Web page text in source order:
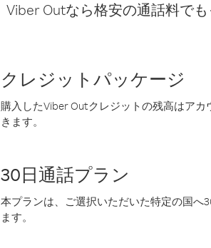
Viber Outなら格安の通話料で
クレジットパッケージ
購入したViber Outクレジットの残高はア
きます。
30日通話プラン
本プランは、ご選択いただいた特定の国へ
ます。